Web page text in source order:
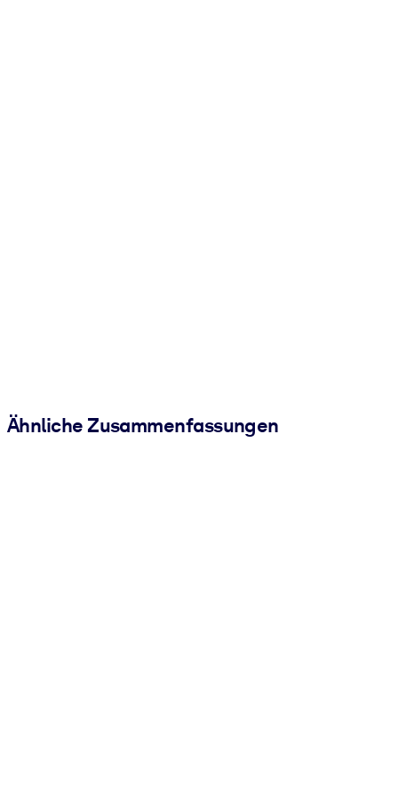
Ähnliche Zusammenfassungen